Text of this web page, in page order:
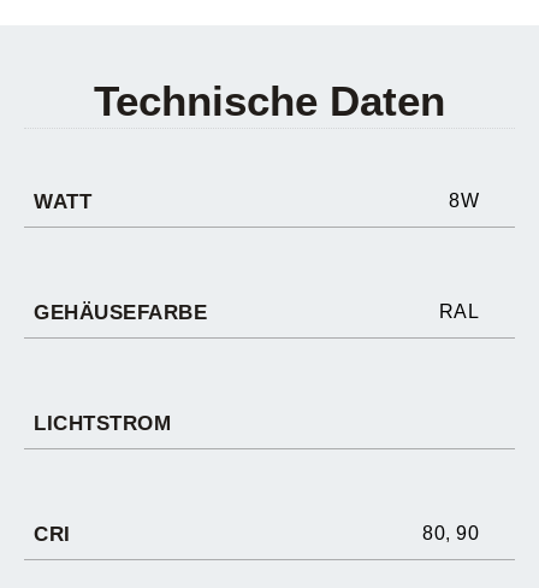
Technische Daten
WATT 8W
GEHÄUSEFARBE RAL
LICHTSTROM
CRI 80, 90